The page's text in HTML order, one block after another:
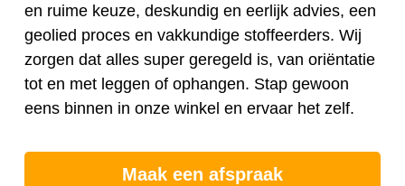
en ruime keuze, deskundig en eerlijk advies, een
geolied proces en vakkundige stoffeerders. Wij
zorgen dat alles super geregeld is, van oriëntatie
tot en met leggen of ophangen. Stap gewoon
eens binnen in onze winkel en ervaar het zelf.
Maak een afspraak